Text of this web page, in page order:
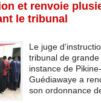
et renvoie
le tribunal
Le juge
tribunal de grande
instance de Pikine-
Guédiawaye a
son ordonnance